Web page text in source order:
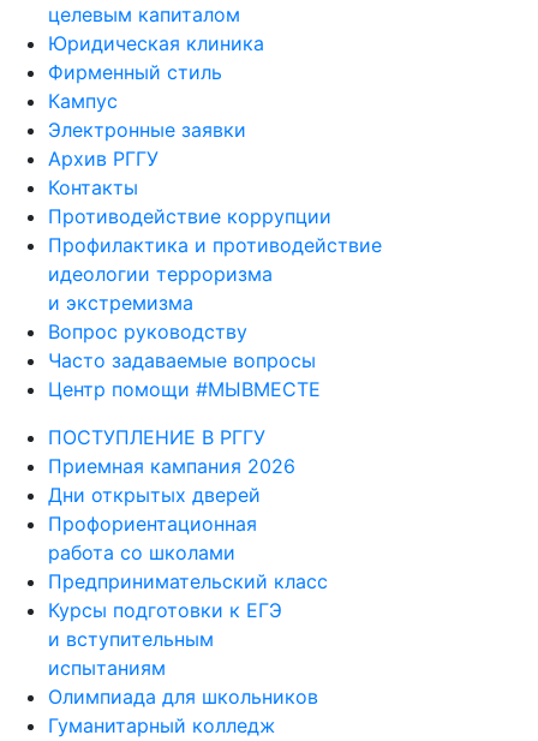
целевым капиталом
Юридическая клиника
Фирменный стиль
Кампус
Электронные заявки
Архив РГГУ
Контакты
Противодействие коррупции
Профилактика и противодействие
идеологии терроризма
и экстремизма
Вопрос руководству
Часто задаваемые вопросы
Центр помощи #МЫВМЕСТЕ
ПОСТУПЛЕНИЕ В РГГУ
Приемная кампания 2026
Дни открытых дверей
Профориентационная
работа со школами
Предпринимательский класс
Курсы подготовки к ЕГЭ
и вступительным
испытаниям
Олимпиада для школьников
Гуманитарный колледж